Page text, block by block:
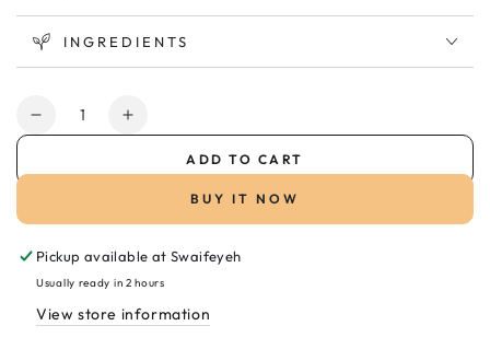
INGREDIENTS
Quantity
Decrease
for
cream
50ml
كريم
مضاد
Increase
for
Ivatherm
cream
50ml
كريم
مضاد
ADD TO CART
BUY IT NOW
Pickup available atSwaifeyeh
Usually ready in 2 hours
View store information